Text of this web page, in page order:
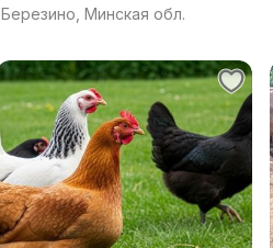
Березино, Минская обл.